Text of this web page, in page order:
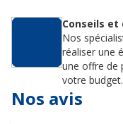
Conseils et
Nos
réaliser une
une offre de
votre budget.
Nos avis